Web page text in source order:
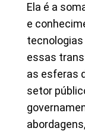
Ela é a
e
essas
as esferas
setor